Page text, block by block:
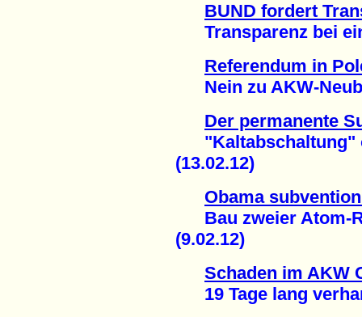
BUND fordert
Transparenz bei
Referendum in
Nein zu AKW-
Der permanente
"Kaltabschaltung"
(13.02.12)
Obama
Bau zweier Atom-
(9.02.12)
Schaden im AKW
19 Tage lang